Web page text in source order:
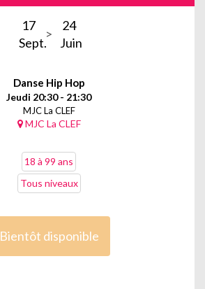
17
Sept.
24
Juin
Danse Hip Hop
Jeudi 20:30 - 21:30
MJC La CLEF
MJC La CLEF
18 à 99 ans
Tous niveaux
Bientôt disponible